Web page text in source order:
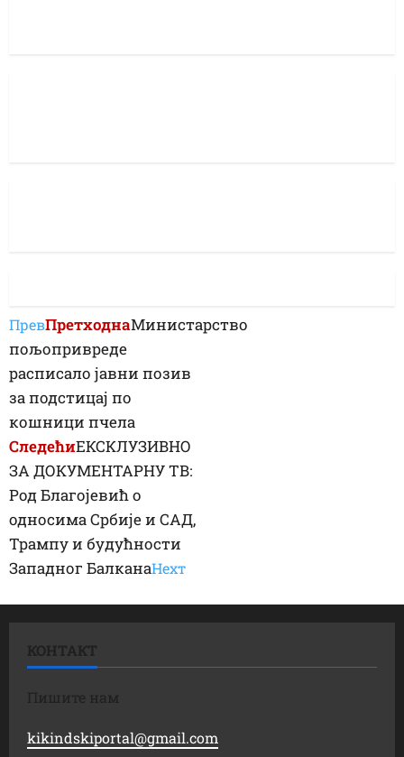
ПревПретходнаМинистарство
пољопривреде
расписало јавни позив
за подстицај по
кошници пчела
СледећиЕКСКЛУЗИВНО
ЗА ДОКУМЕНТАРНУ ТВ:
Род Благојевић о
односима Србије и САД,
Трампу и будућности
Западног БалканаНеxт
КОНТАКТ
Пишите нам
kikindskiportal@gmail.com